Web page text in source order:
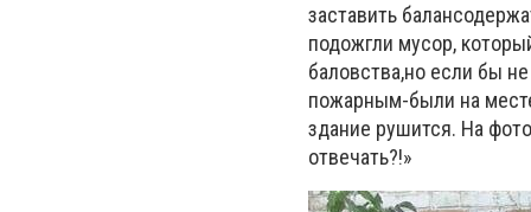
заставить
подожгли мусор,
баловства,но если бы
пожарным-были на
здание рушится. На
отвечать?!»